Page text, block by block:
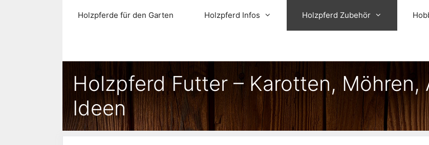
Holzpferde für den Garten Holzpferd Infos Holzpferd Zubehör
Holzpferd Futter – Karotten,
Ideen